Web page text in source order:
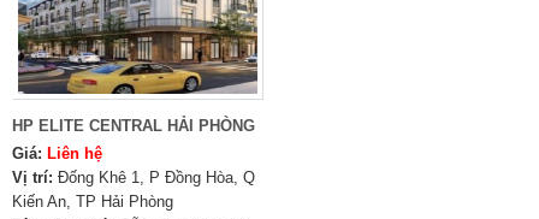
HP ELITE CENTRAL HẢI PHÒNG
Giá: Liên hệ
Vị trí: Đống Khê 1, P Đồng Hòa, Q
Kiến An, TP Hải Phòng